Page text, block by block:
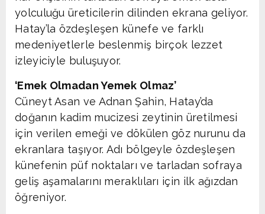
yolculuğu üreticilerin dilinden ekrana geliyor.
Hatay’la özdeşleşen künefe ve farklı
medeniyetlerle beslenmiş birçok lezzet
izleyiciyle buluşuyor.
‘Emek Olmadan Yemek Olmaz’
Cüneyt Asan ve Adnan Şahin, Hatay’da
doğanın kadim mucizesi zeytinin üretilmesi
için verilen emeği ve dökülen göz nurunu da
ekranlara taşıyor. Adı bölgeyle özdeşleşen
künefenin püf noktaları ve tarladan sofraya
geliş aşamalarını meraklıları için ilk ağızdan
öğreniyor.